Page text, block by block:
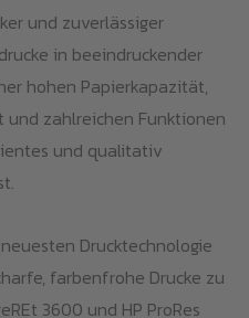
und zuverlässiger
in beeindruckender
hohen Papierkapazität,
zahlreichen Funktionen
und qualitativ
Drucktechnologie
farbenfrohe Drucke zu
3600 und HP ProRes